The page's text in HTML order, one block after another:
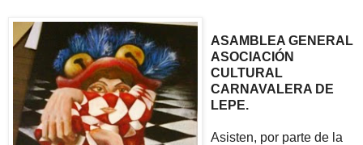
ASAMBLEA GENERAL
ASOCIACIÓN
CULTURAL
CARNAVALERA DE
LEPE.
​Asisten, por parte de la